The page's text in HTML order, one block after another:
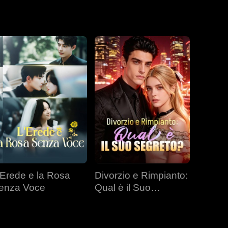
status e dei
e la Rosa
Voce
Divorzio e Rimpianto:
Qual è il Suo